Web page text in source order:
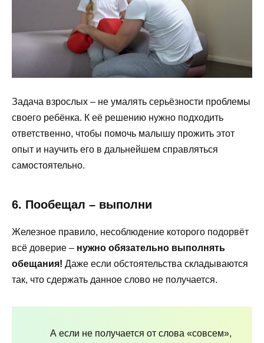
Задача взрослых – не умалять серьёзности проблемы
своего ребёнка. К её решению нужно подходить
ответственно, чтобы помочь малышу прожить этот
опыт и научить его в дальнейшем справляться
самостоятельно.
6. Пообещал – выполни
Железное правило, несоблюдение которого подорвёт
всё доверие – нужно обязательно выполнять
обещания! Даже если обстоятельства складываются
так, что сдержать данное слово не получается.
А если не получается от слова «совсем»,